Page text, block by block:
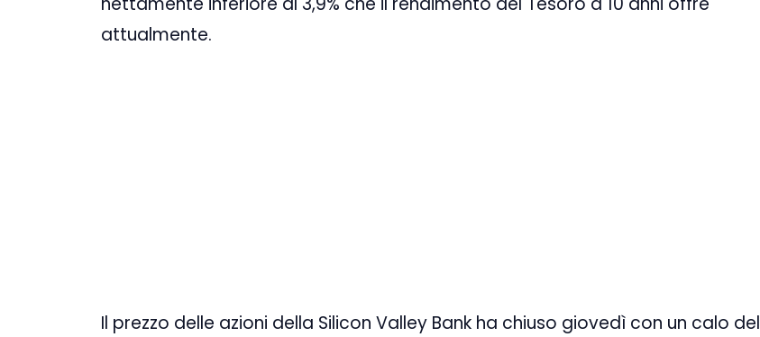
attualmente.
Il prezzo delle azioni della Silicon Valley Bank ha chiuso giovedì con un calo del